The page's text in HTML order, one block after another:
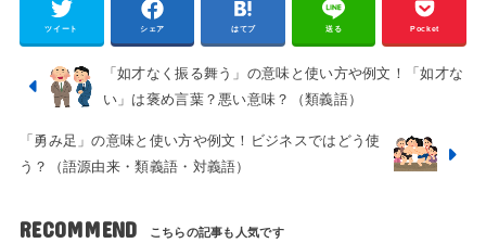
ツイート シェア はてブ 送る Pocket
「如才なく振る舞う」の意味と使い方や例文！「如才な
い」は褒め言葉？悪い意味？（類義語）
「勇み足」の意味と使い方や例文！ビジネスではどう使
う？（語源由来・類義語・対義語）
RECOMMEND